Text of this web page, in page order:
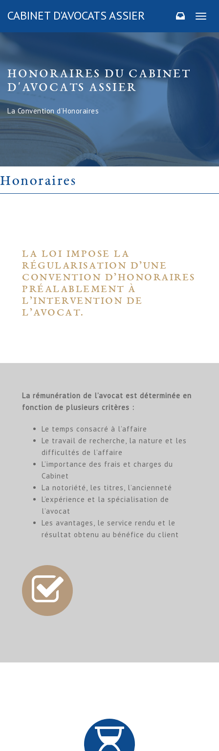
CABINET D'AVOCATS ASSIER
HONORAIRES DU CABINET
D'AVOCATS ASSIER
La Convention d’Honoraires
Honoraires
LA LOI IMPOSE LA
RÉGULARISATION D’UNE
CONVENTION D’HONORAIRES
PRÉALABLEMENT À
L’INTERVENTION DE
L’AVOCAT.
La rémunération de l’avocat est déterminée en
fonction de plusieurs critères :
Le temps consacré à l’affaire
Le travail de recherche, la nature et les
difficultés de l’affaire
L’importance des frais et charges du
Cabinet
La notoriété, les titres, l’ancienneté
L’expérience et la spécialisation de
l’avocat
Les avantages, le service rendu et le
résultat obtenu au bénéfice du client